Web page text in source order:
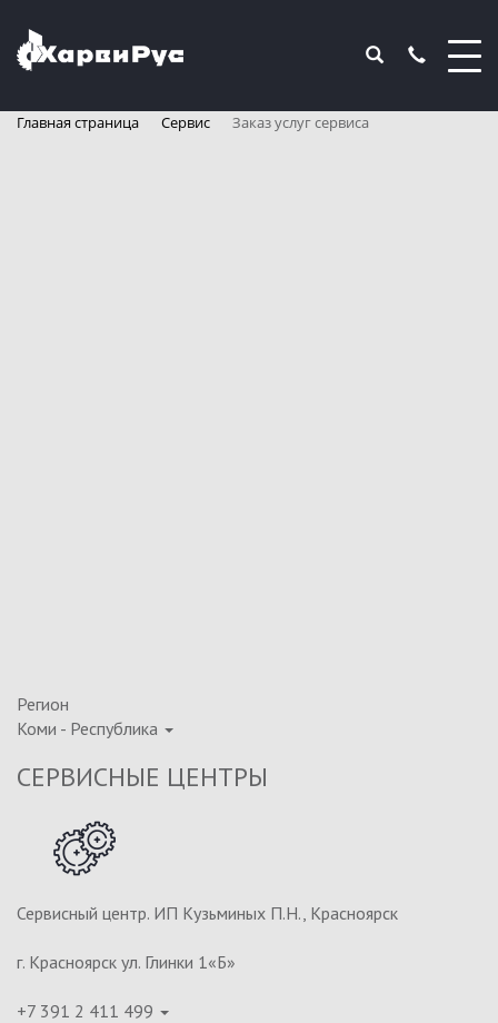
Главная страница Сервис Заказ услуг сервиса
Регион
Коми - Республика
СЕРВИСНЫЕ ЦЕНТРЫ
Сервисный центр. ИП Кузьминых П.Н., Красноярск
г. Красноярск ул. Глинки 1«Б»
+7 391 2 411 499